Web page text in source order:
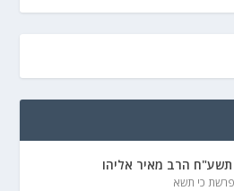
הרב מאיר אליהו
פרשת כי תשא